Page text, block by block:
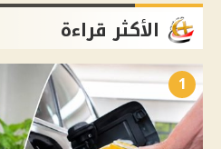
الأكثر قراءة
1